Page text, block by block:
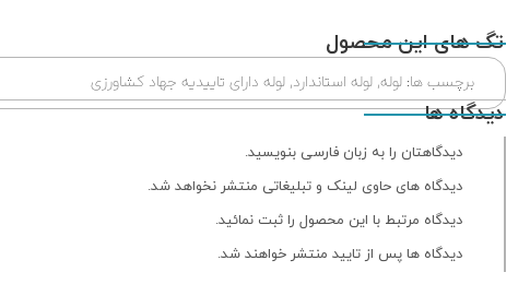
تگ های این محصول
برچسب ها: لوله, لوله استاندارد, لوله دارای تاییدیه جهاد کشاورزی
دیدگاه ها
دیدگاهتان را به زبان فارسی بنویسید.
دیدگاه های حاوی لینک و تبلیغاتی منتشر نخواهد شد.
دیدگاه مرتبط با این محصول را ثبت نمائید.
دیدگاه ها پس از تایید منتشر خواهند شد.